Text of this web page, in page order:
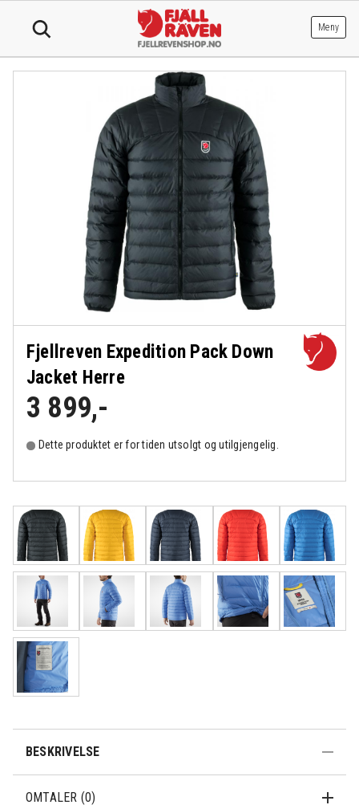
Meny
Fjellreven Expedition Pack Down
Jacket Herre
3 899,-
Dette produktet er for tiden utsolgt og utilgjengelig.
BESKRIVELSE
OMTALER (0)